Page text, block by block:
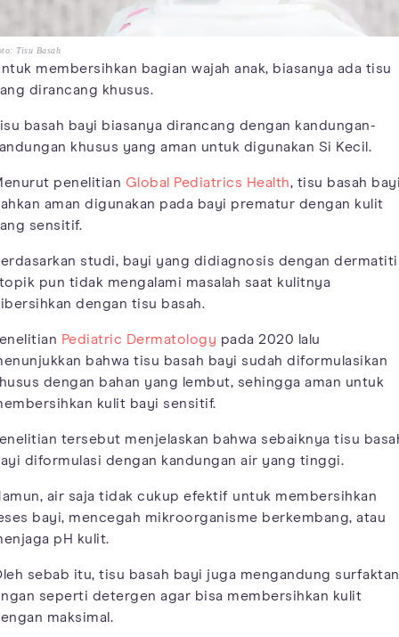
Tisu Basah
membersihkan bagian wajah anak, biasanya ada tisu
dirancang khusus.
basah bayi biasanya dirancang dengan kandungan-
khusus yang aman untuk digunakan Si Kecil.
penelitian Global Pediatrics Health, tisu basah
aman digunakan pada bayi prematur dengan kulit
sensitif.
studi, bayi yang didiagnosis dengan
pun tidak mengalami masalah saat kulitnya
dengan tisu basah.
Pediatric Dermatology pada 2020 lalu
bahwa tisu basah bayi sudah diformulasikan
dengan bahan yang lembut, sehingga aman untuk
kulit bayi sensitif.
tersebut menjelaskan bahwa sebaiknya tisu
diformulasi dengan kandungan air yang tinggi.
air saja tidak cukup efektif untuk membersihkan
bayi, mencegah mikroorganisme berkembang, atau
pH kulit.
sebab itu, tisu basah bayi juga mengandung surfaktan
seperti detergen agar bisa membersihkan kulit
maksimal.